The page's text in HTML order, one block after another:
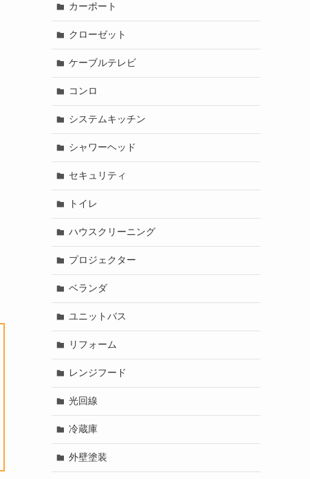
カーポート
クローゼット
ケーブルテレビ
コンロ
システムキッチン
シャワーヘッド
セキュリティ
トイレ
ハウスクリーニング
プロジェクター
ベランダ
ユニットバス
リフォーム
レンジフード
光回線
冷蔵庫
外壁塗装